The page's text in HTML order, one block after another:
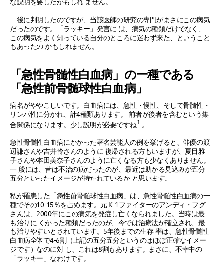
な説明を要したかもしれ ません。
後に判明したのですが、当該医師の研究の専門がまさにこの病気
だったのです。「ラッキー」発言に は、病気の種類だけでなく、
この病気をよく知っている自分のところに迷わず来た、ということ
もあったの かもしれません。
「急性骨髄性白血病」の一種である
「急性前骨髄球性白血病」
病名がややこしいです。白血病には、急性・慢性、そして骨髄性・
リンパ性に分かれ、計4種類あります。 前者が後者を含むという集
合関係になります。少し説明が必要ですね1 。
急性骨髄性白血病にかかった著名芸能人の例を挙げると、俳優の渡
辺謙さんや吉井怜さんのように 復帰される方もいますが、夏目雅
子さんや本田美奈子さんのように亡くなる方も少なくありません。
一 般には、昔は不治の病だったのが、最近は助かる見込みが五分
五分といったイメージが持たれているか と思います。
私が罹患した「急性前骨髄球性白血病」は、急性骨髄性白血病の一
種でその10-15％を占めます。元 K-1ファイターのアンディ・フグ
さんは、2000年にこの病気を発症し亡くなられました。当時は最
も治りに くかった種類だったのが、今では治療法が確立され、最
も治りやすいとされています。5年後までの生存 率は、急性骨髄性
白血病全体で4-6割（上記の五分五分というのはほぼ正確なイメー
ジです）なのに対 し、これは8割もあります。まさに、不幸中の
「ラッキー」なわけです。